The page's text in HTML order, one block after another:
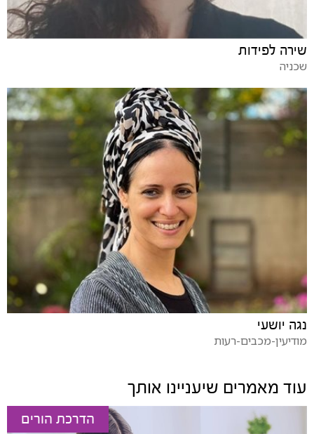
שירה לפידות
שכניה
נגה יושעי
מודיעין-מכבים-רעות
עוד מאמרים שיעניינו אותך
הדרכת הורים